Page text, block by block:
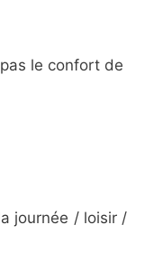
le confort de
journée / loisir /